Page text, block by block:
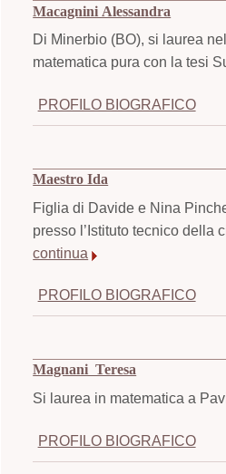
Macagnini Alessandra
Di Minerbio (BO), si laurea
matematica pura con la tesi
PROFILO BIOGRAFICO
Maestro Ida
Figlia di Davide e Nina
presso l’Istituto tecnico della
continua
PROFILO BIOGRAFICO
Magnani Teresa
Si laurea in matematica a
PROFILO BIOGRAFICO